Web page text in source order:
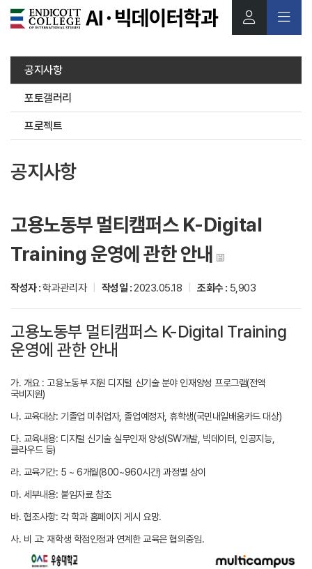
공지사항
포토갤러리
프로젝트
공지사항
고용노동부 멀티캠퍼스 K-Digital
Training 운영에 관한 안내
작성자 :학과관리자 작성일 :2023.05.18 조회수 : 5,903
고용노동부 멀티캠퍼스 K-Digital Training
운영에 관한 안내
가. 개요 : 고용노동부 지원 디지털 신기술 분야 인재양성 프로그램(전액
국비지원)
나. 교육대상: 기졸업 미취업자, 졸업예정자, 휴학생(국민내일배움카드 대상)
다. 교육내용: 디지털 신기술 실무인재 양성(SW개발, 빅데이터, 인공지능,
클라우드 등)
라. 교육기간: 5 ~ 6개월(800~960시간) 과정별 상이
마. 세부내용: 붙임자료 참조
바. 협조사항: 각 학과 홈페이지 게시 요망.
사. 비 고: 재학생 학점인정과 연계한 교육은 협의중임.